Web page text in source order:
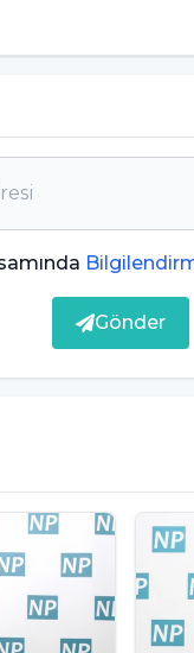
2018’de
etmişler. İleri
yetişemiyor.
bağları
demeye başladı.
de yalnızlık
Gönder